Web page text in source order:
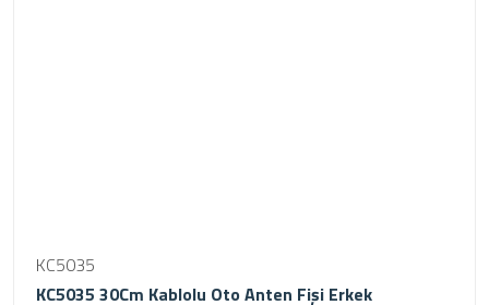
KC5035
KC5035 30Cm Kablolu Oto Anten Fişi Erkek